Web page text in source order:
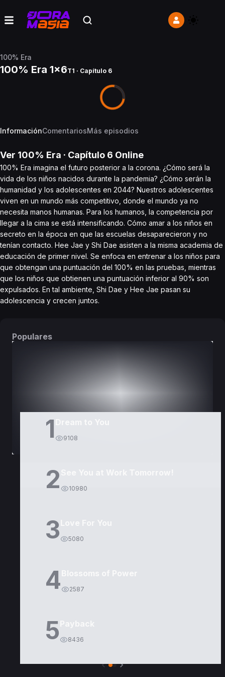
100% Era
100% Era 1x6T1 · Capítulo 6
InformaciónComentariosMás episodios
Ver 100% Era · Capítulo 6 Online
100% Era imagina el futuro posterior a la corona. ¿Cómo será la
vida de los niños nacidos durante la pandemia? ¿Cómo serán la
humanidad y los adolescentes en 2044? Nuestros adolescentes
viven en un mundo más competitivo, donde el mundo ya no
necesita manos humanas. Para los humanos, la competencia por
llegar a la cima se está intensificando. Cómo amar a los niños en
secreto en la época en que las escuelas desaparecieron y no
tenían contacto. Hee Jae y Shi Dae asisten a la misma academia de
educación de primer nivel. Se enfoca en entrenar a los niños para
que obtengan una puntuación del 100% en las pruebas, mientras
que los niños que obtienen una puntuación inferior al 90% son
expulsados. En tal ambiente, Shi Dae y Hee Jae pasan su
adolescencia y crecen juntos.
Populares
1 9108
2 10980
3 5080
4 2587
5 8436